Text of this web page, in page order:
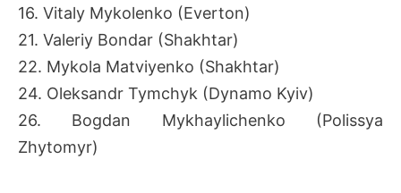
16. Vitaly Mykolenko (Everton)
21. Valeriy Bondar (Shakhtar)
22. Mykola Matviyenko (Shakhtar)
24. Oleksandr Tymchyk (Dynamo Kyiv)
26. Bogdan Mykhaylichenko (Polissya
Zhytomyr)